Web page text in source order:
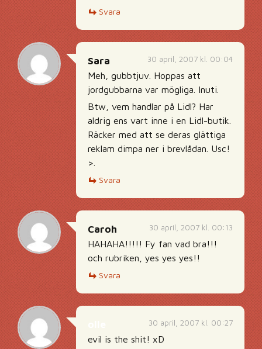
Svara
30 april, 2007 kl. 00:04
Sara
Meh, gubbtjuv. Hoppas att
jordgubbarna var mögliga. Inuti.
Btw, vem handlar på Lidl? Har
aldrig ens vart inne i en Lidl-butik.
Räcker med att se deras glättiga
reklam dimpa ner i brevlådan. Usc!
>.
Svara
30 april, 2007 kl. 00:13
Caroh
HAHAHA!!!!! Fy fan vad bra!!!
och rubriken, yes yes yes!!
Svara
30 april, 2007 kl. 00:27
evil is the shit! xD